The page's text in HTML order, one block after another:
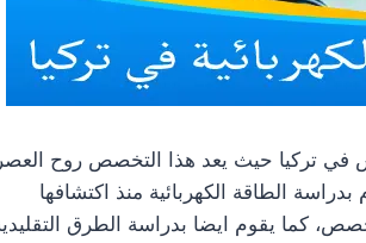
في تركيا حيث يعد هذا التخصص روح العصر
الطاقة الكهربائية منذ اكتشافها
كما يقوم ايضا بدراسة الطرق